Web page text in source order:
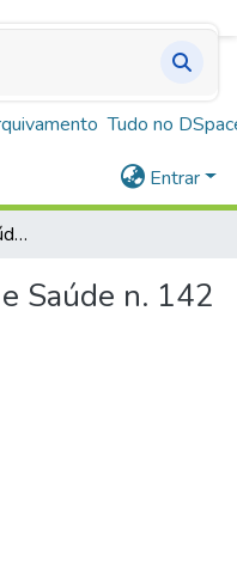
de Saúde Pública
Tudo no
Entrar
Drops Comunicação e Saúde n. 142 (10 nov. 2009).
Saúde n. 142